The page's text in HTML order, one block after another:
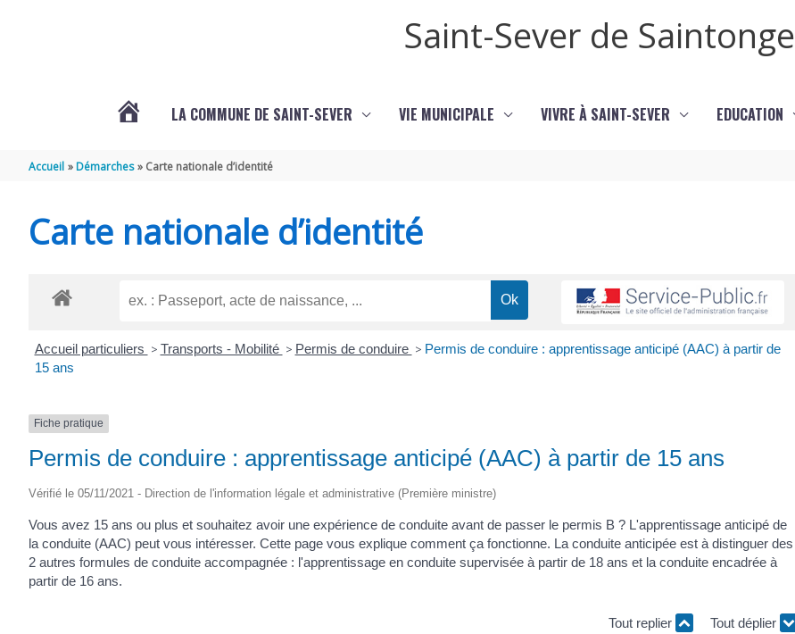
Saint-Sever de Saintonge
LA COMMUNE DE SAINT-SEVER VIE MUNICIPALE VIVRE À SAINT-SEVER EDUCATION
Accueil Démarches Carte nationale d’identité
Carte nationale d’identité
Accueil particuliers > Transports - Mobilité > Permis de conduire > Permis de conduire : apprentissage anticipé (AAC) à partir de
15 ans
Fiche pratique
Permis de conduire : apprentissage anticipé (AAC) à partir de 15 ans
Vérifié le 05/11/2021 - Direction de l'information légale et administrative (Première ministre)
Vous avez 15 ans ou plus et souhaitez avoir une expérience de conduite avant de passer le permis B ? L'apprentissage anticipé de
la conduite (AAC) peut vous intéresser. Cette page vous explique comment ça fonctionne. La conduite anticipée est à distinguer des
2 autres formules de conduite accompagnée : l'apprentissage en conduite supervisée à partir de 18 ans et la conduite encadrée à
partir de 16 ans.
Tout replier Tout déplier